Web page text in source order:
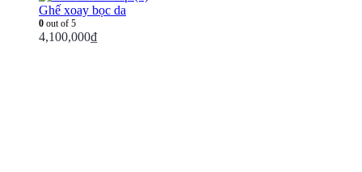
Ghế xoay bọc da
0 out of 5
4,100,000₫